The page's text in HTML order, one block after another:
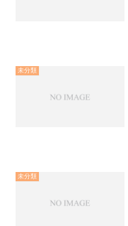
未分類
未分類